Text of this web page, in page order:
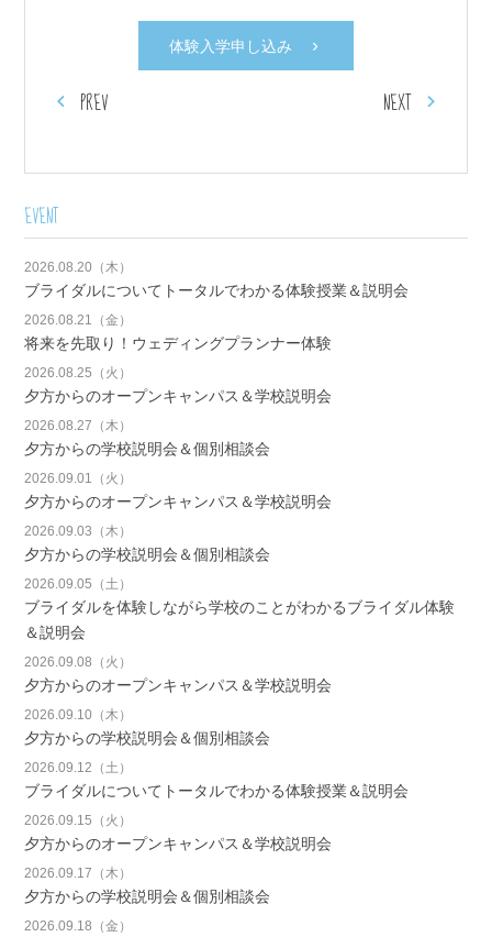
体験入学申し込み
PREV NEXT
EVENT
2026.08.20（木）
ブライダルについてトータルでわかる体験授業＆説明会
2026.08.21（金）
将来を先取り！ウェディングプランナー体験
2026.08.25（火）
夕方からのオープンキャンパス＆学校説明会
2026.08.27（木）
夕方からの学校説明会＆個別相談会
2026.09.01（火）
夕方からのオープンキャンパス＆学校説明会
2026.09.03（木）
夕方からの学校説明会＆個別相談会
2026.09.05（土）
ブライダルを体験しながら学校のことがわかるブライダル体験
＆説明会
2026.09.08（火）
夕方からのオープンキャンパス＆学校説明会
2026.09.10（木）
夕方からの学校説明会＆個別相談会
2026.09.12（土）
ブライダルについてトータルでわかる体験授業＆説明会
2026.09.15（火）
夕方からのオープンキャンパス＆学校説明会
2026.09.17（木）
夕方からの学校説明会＆個別相談会
2026.09.18（金）